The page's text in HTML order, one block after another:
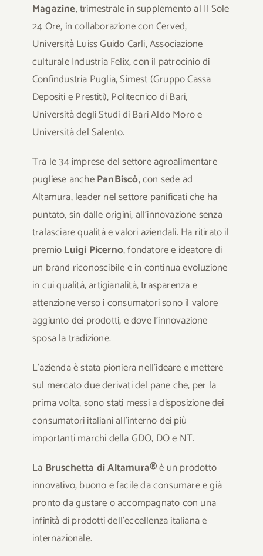
Magazine, trimestrale in supplemento al Il Sole
24 Ore, in collaborazione con Cerved,
Università Luiss Guido Carli, Associazione
culturale Industria Felix, con il patrocinio di
Confindustria Puglia, Simest (Gruppo Cassa
Depositi e Prestiti), Politecnico di Bari,
Università degli Studi di Bari Aldo Moro e
Università del Salento.
Tra le 34 imprese del settore agroalimentare
pugliese anchePanBiscò, con sede ad
Altamura, leader nel settore panificati che ha
puntato, sin dalle origini, all’innovazione senza
tralasciare qualità e valori aziendali. Ha ritirato il
premioLuigi Picerno, fondatore e ideatore di
un brand riconoscibile e in continua evoluzione
in cui qualità, artigianalità, trasparenza e
attenzione verso i consumatori sono il valore
aggiunto dei prodotti, e dove l’innovazione
sposa la tradizione.
L’azienda è stata pioniera nell’ideare e mettere
sul mercato due derivati del pane che, per la
prima volta, sono stati messi a disposizione dei
consumatori italiani all’interno dei più
importanti marchi della GDO, DO e NT.
La Bruschetta di Altamura®è un prodotto
innovativo, buono e facile da consumare e già
pronto da gustare o accompagnato con una
infinità di prodotti dell’eccellenza italiana e
internazionale.